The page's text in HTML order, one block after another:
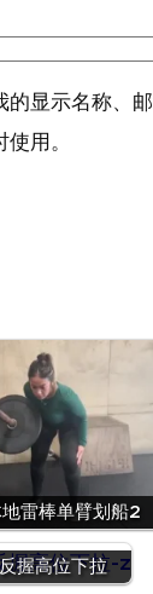
的显示名称、
用。
地雷棒单臂划船2
反握高位下拉